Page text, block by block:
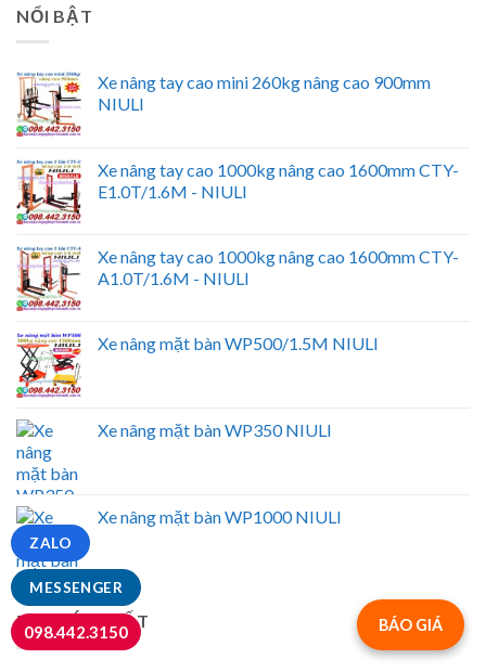
NỔI BẬT
Xe nâng tay cao mini 260kg nâng cao 900mm
NIULI
Xe nâng tay cao 1000kg nâng cao 1600mm CTY-
E1.0T/1.6M - NIULI
Xe nâng tay cao 1000kg nâng cao 1600mm CTY-
A1.0T/1.6M - NIULI
Xe nâng mặt bàn WP500/1.5M NIULI
Xe nâng mặt bàn WP350 NIULI
Xe nâng mặt bàn WP1000 NIULI
TIN MỚI NHẤT BÁO GIÁ
MESSENGER
ZALO
098.442.3150